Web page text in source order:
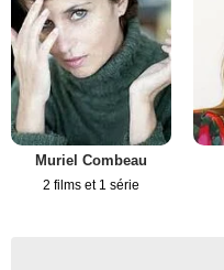
Muriel Combeau
2 films et 1 série